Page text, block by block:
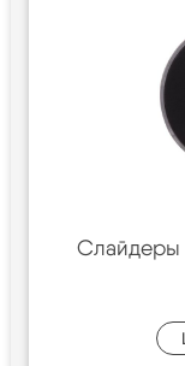
Слайдеры